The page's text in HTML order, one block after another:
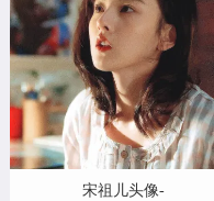
宋祖儿头像-